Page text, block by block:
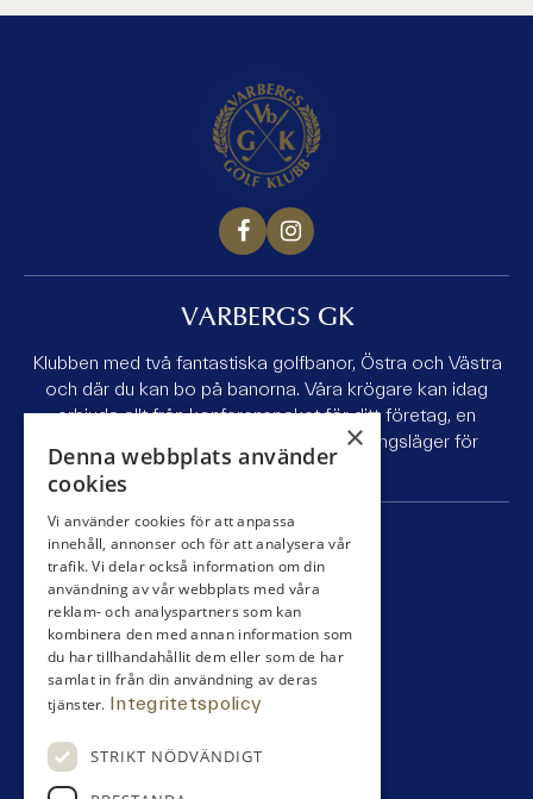
VARBERGS GK
Klubben med två fantastiska golfbanor, Östra och Västra
och där du kan bo på banorna. Våra krögare kan idag
erbjuda allt från konferenspaket för ditt företag, en
golfhelg med kompisgänget till ett träningsläger för
juniorlaget.
SNABBLÄNKAR
Bli medlem
Tävling
Boende
Äta
Klubben
Pro / shop
Spela
×
Denna webbplats använder
cookies
Vi använder cookies för att anpassa
innehåll, annonser och för att analysera vår
trafik. Vi delar också information om din
användning av vår webbplats med våra
reklam- och analyspartners som kan
kombinera den med annan information som
du har tillhandahållit dem eller som de har
samlat in från din användning av deras
tjänster. Integritetspolicy
STRIKT NÖDVÄNDIGT